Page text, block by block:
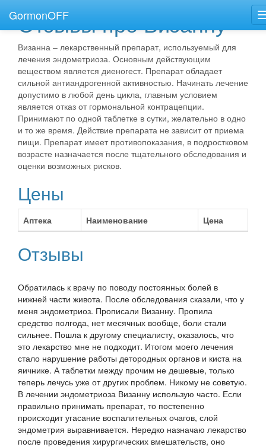
GormonOFF
Отзывы про Визанну
Визанна – лекарственный препарат, используемый для
лечения эндометриоза. Основным действующим
веществом является диеногест. Препарат обладает
сильной антиандрогенной активностью. Начинать лечение
допустимо в любой день цикла, главным условием
является отказ от гормональной контрацепции.
Принимают по одной таблетке в сутки, желательно в одно
и то же время. Действие препарата не зависит от приема
пищи. Препарат имеет противопоказания, в подростковом
возрасте назначается после тщательного обследования и
оценки возможных рисков.
Цены
Аптека Наименование Цена
Отзывы
Обратилась к врачу по поводу постоянных болей в
нижней части живота. После обследования сказали, что у
меня эндометриоз. Прописали Визанну. Пропила
средство полгода, нет месячных вообще, боли стали
сильнее. Пошла к другому специалисту, оказалось, что
это лекарство мне не подходит. Итогом моего лечения
стало нарушение работы детородных органов и киста на
яичнике. А таблетки между прочим не дешевые, только
теперь лечусь уже от других проблем. Никому не советую.
В лечении эндометриоза Визанну использую часто. Если
правильно принимать препарат, то постепенно
происходит угасание воспалительных очагов, слой
эндометрия выравнивается. Нередко назначаю лекарство
после проведения хирургических вмешательств, оно